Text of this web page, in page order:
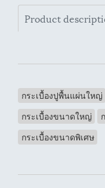
Product
กระเบื้องปูพื้นแผ่นใหญ่
กระเบื้องขนาดใหญ่
กระเบื้องขนาดพิเศษ